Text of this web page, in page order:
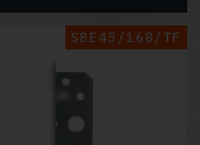
SBE45/168/TF